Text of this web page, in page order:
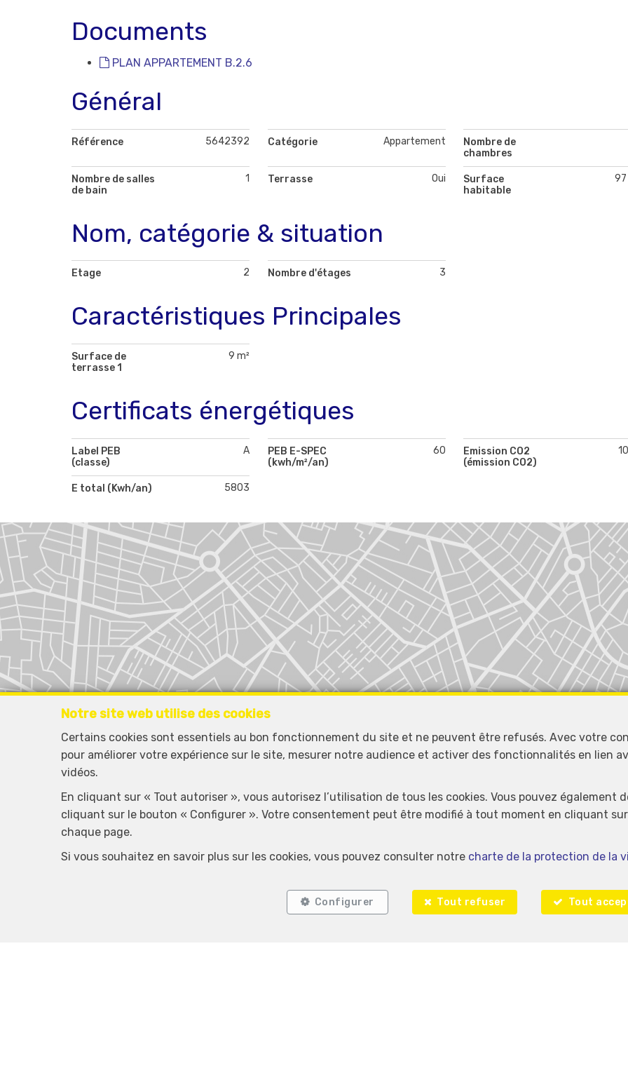
Documents
PLAN APPARTEMENT B.2.6
Général
Référence 5642392 Catégorie Appartement
Nombre de
chambres
Nombre de salles
de bain
1 Terrasse Oui
Surface
habitable
97
Nom, catégorie & situation
Etage 2 Nombre d'étages 3
Caractéristiques Principales
Surface de
terrasse 1
9 m²
Certificats énergétiques
Label PEB
(classe)
A
PEB E-SPEC
(kwh/m²/an)
60
Emission CO2
(émission CO2)
E total (Kwh/an) 5803
Notre site web utilise des cookies
Certains cookies sont essentiels au bon fonctionnement du site et ne peuvent être refusés. Avec votre
pour améliorer votre expérience sur le site, mesurer notre audience et activer des fonctionnalités en lien
vidéos.
En cliquant sur « Tout autoriser », vous autorisez l’utilisation de tous les cookies. Vous pouvez également
cliquant sur le bouton « Configurer ». Votre consentement peut être modifié à tout moment en cliquant
chaque page.
Si vous souhaitez en savoir plus sur les cookies, vous pouvez consulter notre charte de la protection de la
Configurer Tout refuser Tout